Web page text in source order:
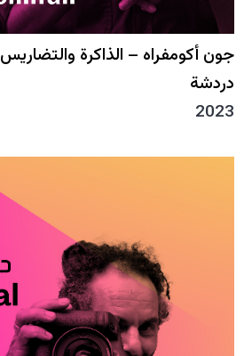
جون أكومفراه – الذاكرة والتضاريس
دردشة
2023